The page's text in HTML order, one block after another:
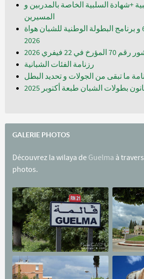
+شهادة السلبية الخاصة بالمدربين و
المسيرين
المنشور رقم 65 و برنامج البطولة الوطنية للشبان هواة
المؤرخ في 22 فيفري 2026
رزنامة الفئات الشبانية
ما تبقى من الجولات و تحديد البطل
بطولات الشبان طبعة أكتوبر 2025
GALERIE PHOTOS
Découvrez la wilaya de Guelma à
photos.